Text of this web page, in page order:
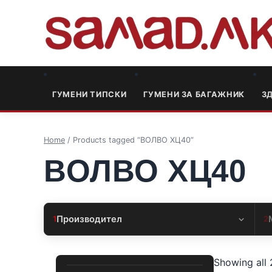
ГУМЕНИ ТИПСКИ ГУМЕНИ ЗА БАГАЖНИК
Home / Products tagged “ВОЛВО ХЦ40”
ВОЛВО ХЦ40
1Производител 2
Showing all